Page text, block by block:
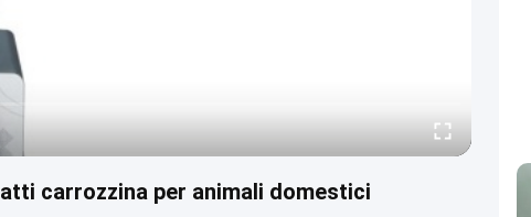
carrozzina per animali domestici